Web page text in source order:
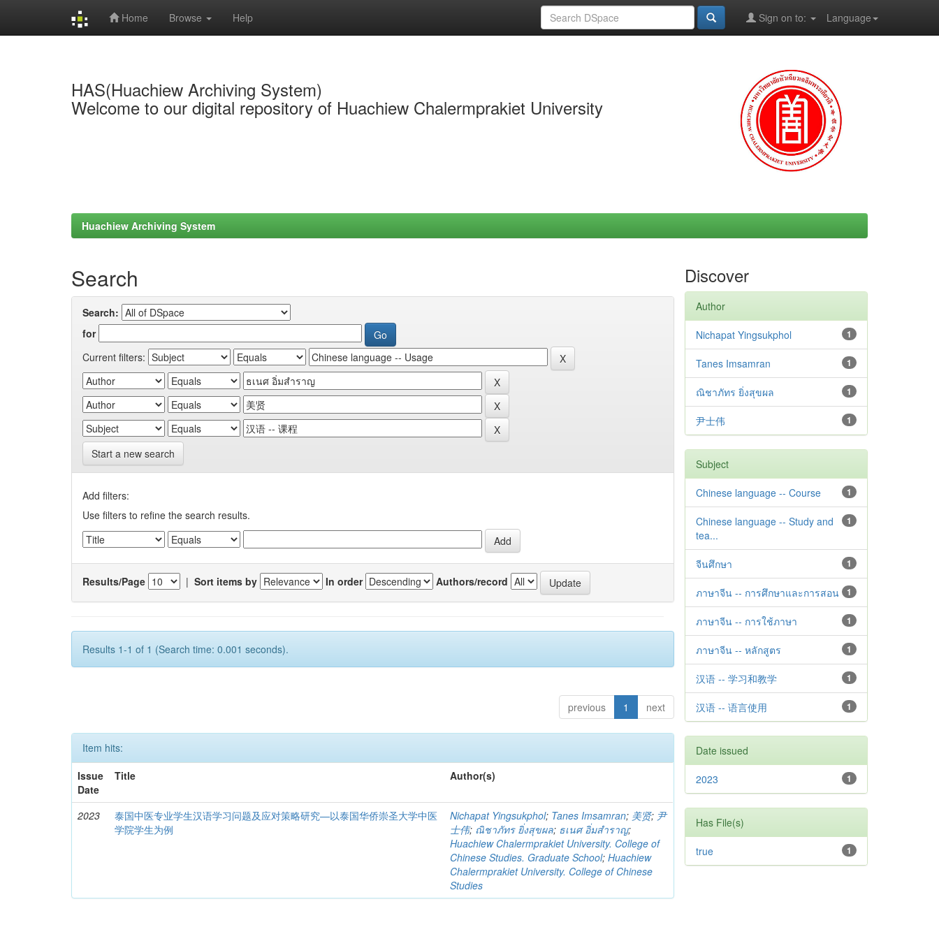
Home Browse Help Language
Sign on to:
HAS(Huachiew Archiving System)
Welcome to our digital repository of Huachiew Chalermprakiet University
Huachiew Archiving System
Search
Search:
for
Current filters:
Start a new search
Add filters:
Use filters to refine the search results.
Results/Page | Sort items by In order Authors/record
Results 1-1 of 1 (Search time: 0.001 seconds).
previous 1 next
Item hits:
Issue
Date
Title Author(s)
2023
泰国中医专业学生汉语学习问题及应对策略研究—以泰国华侨崇圣大学中医
学院学生为例
Nichapat Yingsukphol; Tanes Imsamran; 美贤; 尹
士伟; ณิชาภัทร ยิ่งสุขผล; ธเนศ อิ่มสำราญ;
Huachiew Chalermprakiet University. College of
Chinese Studies. Graduate School;Huachiew
Chalermprakiet University. College of Chinese
Studies
Discover
Author
1
Nichapat Yingsukphol
1
Tanes Imsamran
1
ณิชาภัทร ยิ่งสุขผล
1
尹士伟
Subject
1
Chinese language -- Course
1
Chinese language -- Study and
tea...
1
จีนศึกษา
1
ภาษาจีน -- การศึกษาและการสอน
1
ภาษาจีน -- การใช้ภาษา
1
ภาษาจีน -- หลักสูตร
1
汉语 -- 学习和教学
1
汉语 -- 语言使用
Date issued
1
2023
Has File(s)
1
true